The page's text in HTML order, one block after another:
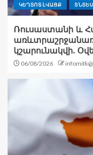
ԿԵՂՏՈՏ ԼՎԱՑՔ
Ռուսաստանի և
կշարունակվի.
06/08/2026